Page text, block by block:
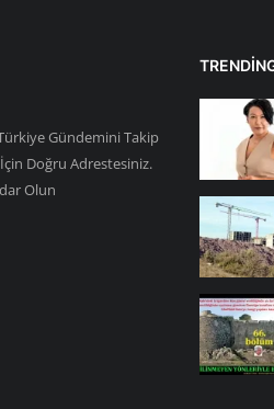
Gündemini Takip
Doğru Adrestesiniz.
Olun